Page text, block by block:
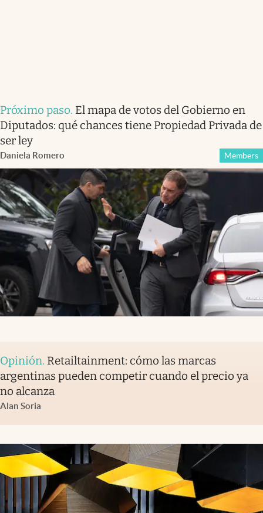
Próximo paso. El mapa de votos del Gobierno en
Diputados: qué chances tiene Propiedad Privada de
ser ley
Daniela Romero Members
Opinión. Retailtainment: cómo las marcas
argentinas pueden competir cuando el precio ya
no alcanza
Alan Soria